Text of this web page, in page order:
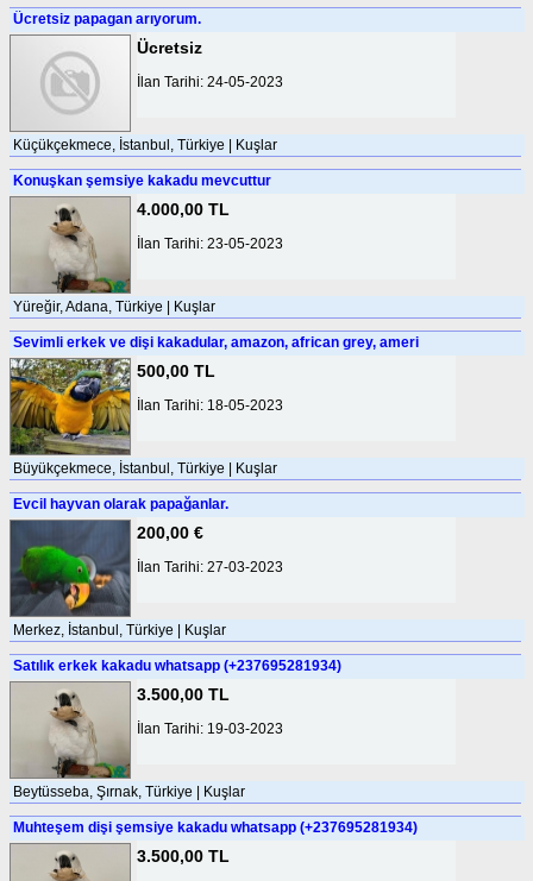
Ücretsiz papagan arıyorum.
Ücretsiz
İlan Tarihi: 24-05-2023
Küçükçekmece, İstanbul, Türkiye | Kuşlar
Konuşkan şemsiye kakadu mevcuttur
4.000,00 TL
İlan Tarihi: 23-05-2023
Yüreğir, Adana, Türkiye | Kuşlar
Sevimli erkek ve dişi kakadular, amazon, african grey, ameri
500,00 TL
İlan Tarihi: 18-05-2023
Büyükçekmece, İstanbul, Türkiye | Kuşlar
Evcil hayvan olarak papağanlar.
200,00 €
İlan Tarihi: 27-03-2023
Merkez, İstanbul, Türkiye | Kuşlar
Satılık erkek kakadu whatsapp (+237695281934)
3.500,00 TL
İlan Tarihi: 19-03-2023
Beytüsseba, Şırnak, Türkiye | Kuşlar
Muhteşem dişi şemsiye kakadu whatsapp (+237695281934)
3.500,00 TL